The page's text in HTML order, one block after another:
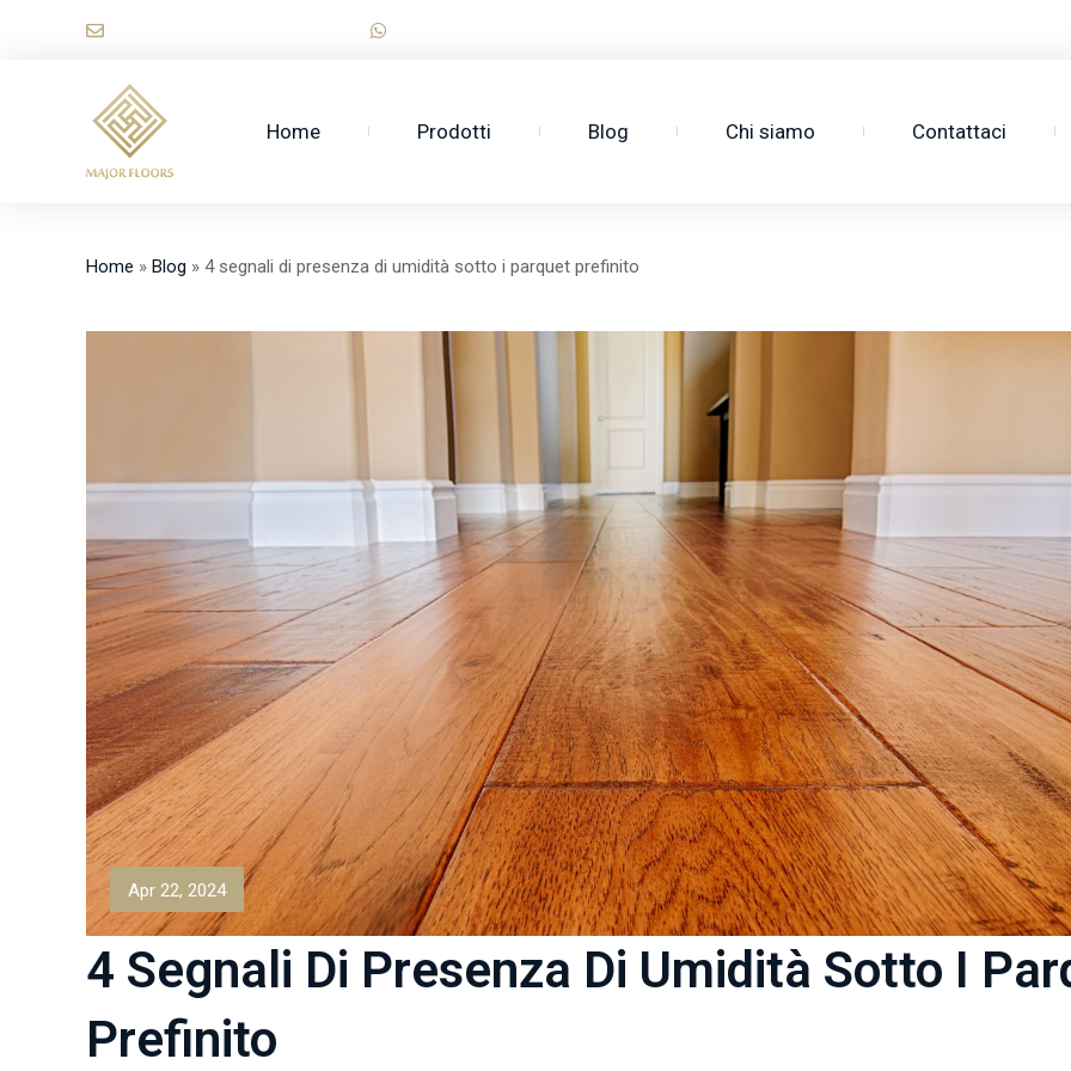
Home Prodotti Blog Chi siamo Contattaci
Home » Blog » 4 segnali di presenza di umidità sotto i parquet prefinito
Apr 22, 2024
4 Segnali Di Presenza Di Umidità Sotto I
Prefinito